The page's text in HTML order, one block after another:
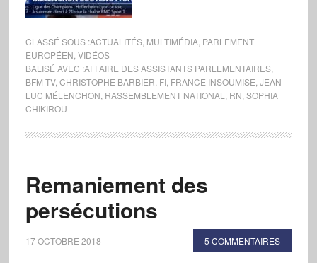
CLASSÉ SOUS :ACTUALITÉS, MULTIMÉDIA, PARLEMENT
EUROPÉEN VIDÉOS
BALISÉ AVEC :AFFAIRE DES ASSISTANTS PARLEMENTAIRES,
BFM TV, CHRISTOPHE BARBIER FI, FRANCE INSOUMISE JEAN-
LUC MÉLENCHON RASSEMBLEMENT NATIONAL RN SOPHIA
CHIKIROU
Remaniement des
persécutions
17 OCTOBRE 2018 5 COMMENTAIRES